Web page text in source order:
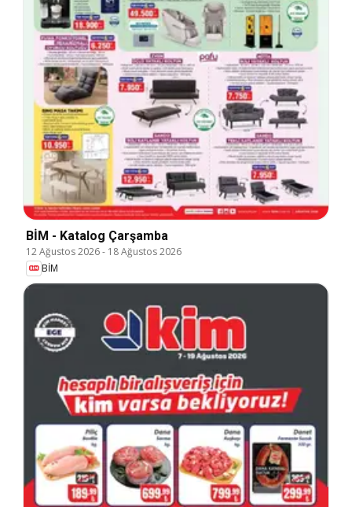
BİM - Katalog Çarşamba
12 Ağustos 2026- 18 Ağustos 2026
BİM